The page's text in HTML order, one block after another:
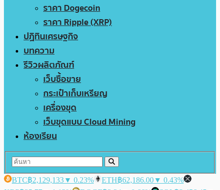
ราคา Dogecoin
ราคา Ripple (XRP)
ปฏิทินเศรษฐกิจ
บทความ
รีวิวผลิตภัณฑ์
เว็บซื้อขาย
กระเป๋าเก็บเหรียญ
เครื่องขุด
เว็บขุดแบบ Cloud Mining
ห้องเรียน
BTC฿2,129,133▼ 0.23% ETH฿62,186.00▼ 0.43%